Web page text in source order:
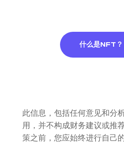
什么是NFT？
此信息，包括任何意见和分
用，并不构成财务建议或推
策之前，您应始终进行自己